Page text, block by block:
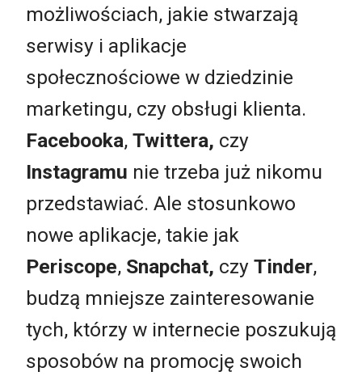
możliwościach, jakie stwarzają
serwisy i aplikacje
społecznościowe w dziedzinie
marketingu, czy obsługi klienta.
Facebooka, Twittera, czy
Instagramu nie trzeba już nikomu
przedstawiać. Ale stosunkowo
nowe aplikacje, takie jak
Periscope, Snapchat, czy Tinder,
budzą mniejsze zainteresowanie
tych, którzy w internecie poszukują
sposobów na promocję swoich